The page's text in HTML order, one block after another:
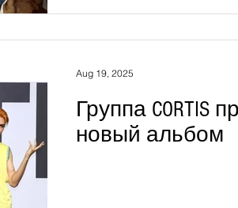
Группа CORTIS
новый альбом
Aug 19, 2025